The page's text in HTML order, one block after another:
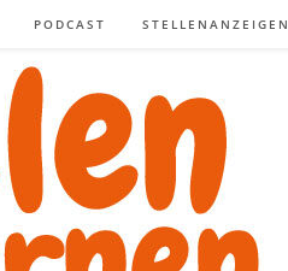
PODCAST STELLENANZEIGEN